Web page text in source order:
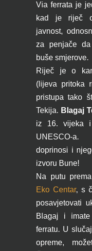
Via ferrata je
kad je riječ
javnost,
za penjače
buše smjerove.
Riječ je o
(lijeva pritoka
pristupa tako
Tekija. Blagaj
iz 16. vijeka i
UNESCO-
doprinosi i
izvoru Bune!
Na putu
Eko Centar, s
posavjetovati
Blagaj i
ferratu. U
opreme,